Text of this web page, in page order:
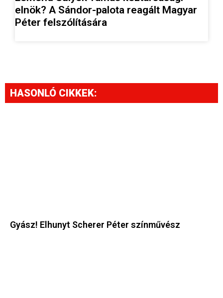
elnök? A Sándor-palota reagált Magyar
Péter felszólítására
HASONLÓ CIKKEK:
Gyász! Elhunyt Scherer Péter színművész